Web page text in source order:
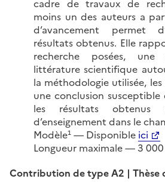
cadre de travaux de
moins un des auteurs a
d’avancement permet
résultats obtenus. Elle
recherche posées,
littérature scientifique
la méthodologie utilisée,
une conclusion
les résultats obtenus
d’enseignement dans le
Modèle¹ — Disponible ici
Longueur maximale — 3
Contribution de type A2 | Thèse